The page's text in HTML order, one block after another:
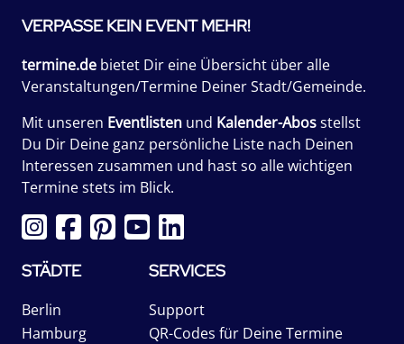
VERPASSE KEIN EVENT MEHR!
termine.de bietet Dir eine Übersicht über alle
Veranstaltungen/Termine Deiner Stadt/Gemeinde.
Mit unseren Eventlisten und Kalender-Abosstellst
Du Dir Deine ganz persönliche Liste nach Deinen
Interessen zusammen und hast so alle wichtigen
Termine stets im Blick.
STÄDTE
Berlin
Hamburg
SERVICES
Support
QR-Codes für Deine Termine